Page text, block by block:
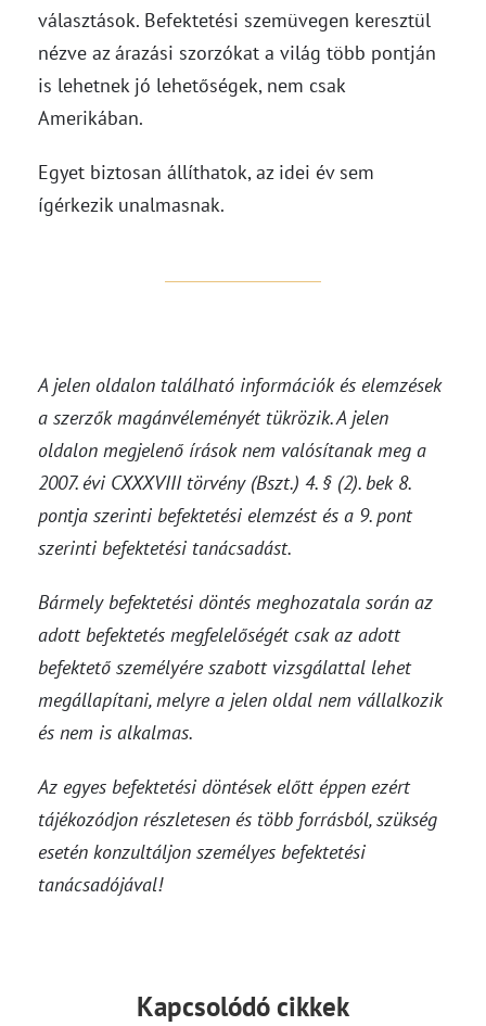
választások. Befektetési szemüvegen keresztül
nézve az árazási szorzókat a világ több pontján
is lehetnek jó lehetőségek, nem csak
Amerikában.
Egyet biztosan állíthatok, az idei év sem
ígérkezik unalmasnak.
A jelen oldalon található információk és elemzések
a szerzők magánvéleményét tükrözik. A jelen
oldalon megjelenő írások nem valósítanak meg a
2007. évi CXXXVIII törvény (Bszt.) 4. § (2). bek 8.
pontja szerinti befektetési elemzést és a 9. pont
szerinti befektetési tanácsadást.
Bármely befektetési döntés meghozatala során az
adott befektetés megfelelőségét csak az adott
befektető személyére szabott vizsgálattal lehet
megállapítani, melyre a jelen oldal nem vállalkozik
és nem is alkalmas.
Az egyes befektetési döntések előtt éppen ezért
tájékozódjon részletesen és több forrásból, szükség
esetén konzultáljon személyes befektetési
tanácsadójával!
Kapcsolódó cikkek